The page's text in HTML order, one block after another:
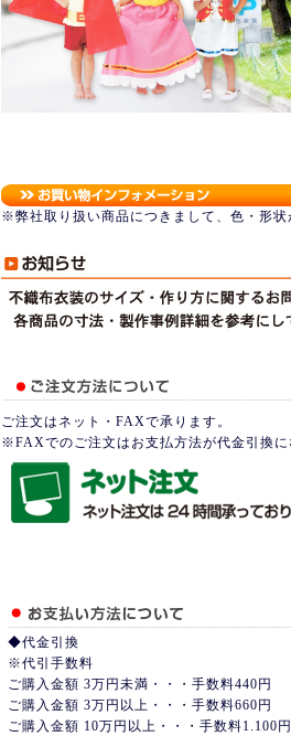
※弊社取り扱い商品につきまして、色・形
ご注文はネット・FAXで承ります。
※FAXでのご注文はお支払方法が代金引換
◆代金引換
※代引手数料
ご購入金額 3万円未満・・・手数料440円
ご購入金額 3万円以上・・・手数料660円
ご購入金額 10万円以上・・・手数料1.100円